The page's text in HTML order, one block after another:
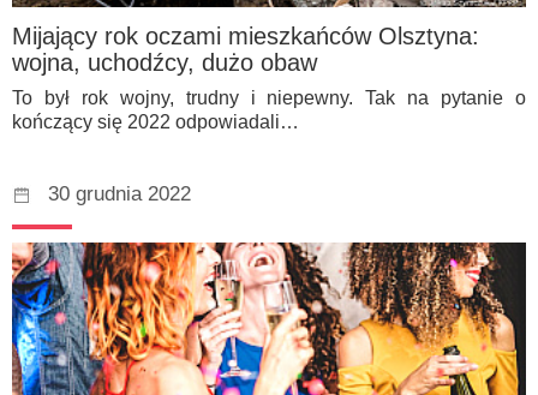
Mijający rok oczami mieszkańców Olsztyna:
wojna, uchodźcy, dużo obaw
To był rok wojny, trudny i niepewny. Tak na pytanie o
kończący się 2022 odpowiadali…
30 grudnia 2022